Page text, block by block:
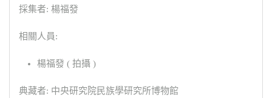
採集者: 楊福發
相關人員:
楊福發 ( 拍攝 )
典藏者: 中央研究院民族學研究所博物館